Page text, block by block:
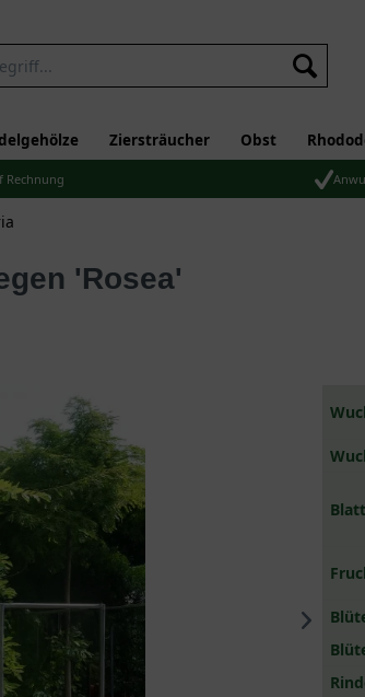
Ziersträucher Obst
Rechnung
'Rosea'
Blatt